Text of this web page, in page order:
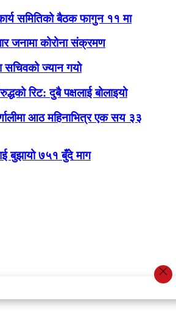
समितिको बैठक फागुन ११ मा
जनामा कोरोना संक्रमण
सचिवको ज्यान गयो
रिट: दुबै पक्षलाई बोलाइयो
आठ महिनाभित्र एक सय ३३
बुझायो ७५१ बुँदे माग